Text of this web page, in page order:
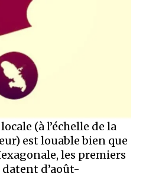
(à l’échelle de la
est louable bien que
les premiers
d’août-